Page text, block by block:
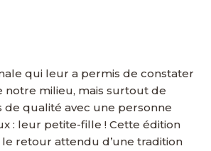
qui leur a permis de constater
notre milieu, mais surtout de
de qualité avec une personne
: leur petite-fille ! Cette édition
retour attendu d’une tradition